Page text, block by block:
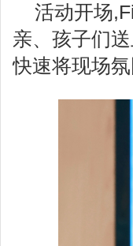
活动开场
亲、孩子们
快速将现场氛